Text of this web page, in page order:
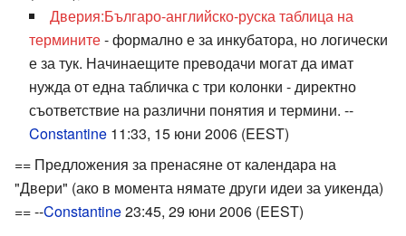
Дверия:Българо-английско-руска таблица на
термините- формално е за инкубатора, но логически
е за тук. Начинаещите преводачи могат да имат
нужда от една табличка с три колонки - директно
съответствие на различни понятия и термини. --
Constantine 11:33, 15 юни 2006 (EEST)
== Предложения за пренасяне от календара на
"Двери" (ако в момента нямате други идеи за уикенда)
== --Constantine23:45, 29 юни 2006 (EEST)